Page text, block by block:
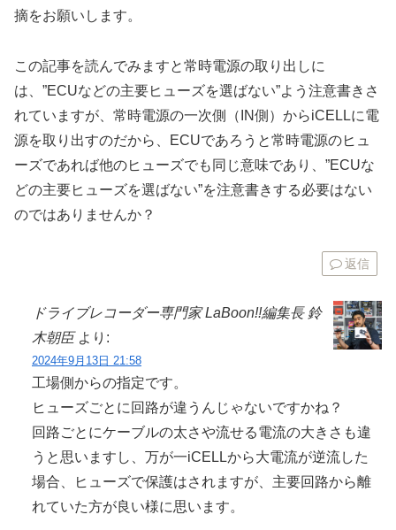
摘をお願いします。
この記事を読んでみますと常時電源の取り出しに
は、”ECUなどの主要ヒューズを選ばない”よう注意書きさ
れていますが、常時電源の一次側（IN側）からiCELLに電
源を取り出すのだから、ECUであろうと常時電源のヒュ
ーズであれば他のヒューズでも同じ意味であり、”ECUな
どの主要ヒューズを選ばない”を注意書きする必要はない
のではありませんか？
返信
ドライブレコーダー専門家 LaBoon!!編集長 鈴
木朝臣 より:
2024年9月13日 21:58
工場側からの指定です。
ヒューズごとに回路が違うんじゃないですかね？
回路ごとにケーブルの太さや流せる電流の大きさも違
うと思いますし、万が一iCELLから大電流が逆流した
場合、ヒューズで保護はされますが、主要回路から離
れていた方が良い様に思います。